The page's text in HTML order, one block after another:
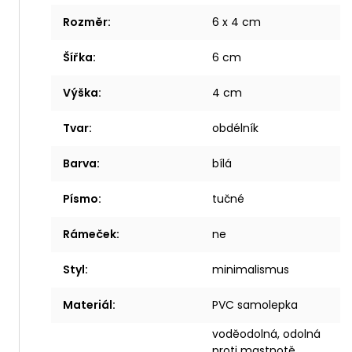
Rozměr: 6 x 4 cm
Šířka: 6 cm
Výška: 4 cm
Tvar: obdélník
Barva: bílá
Písmo: tučné
Rámeček: ne
Styl: minimalismus
Materiál: PVC samolepka
voděodolná, odolná